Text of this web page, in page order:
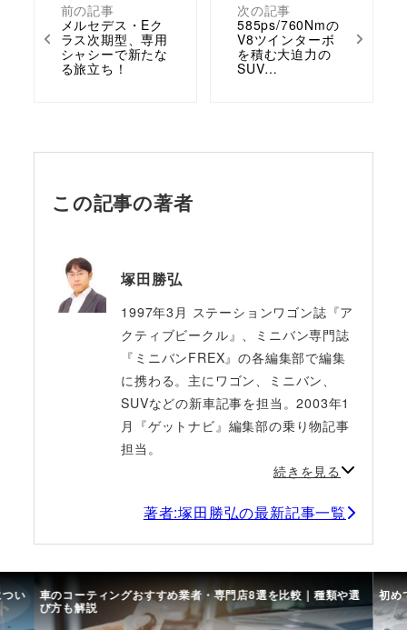
前の記事
メルセデス・Eク
ラス次期型、専用
シャシーで新たな
る旅立ち！
次の記事
585ps/760Nmの
V8ツインターボ
を積む大迫力の
SUV…
この記事の著者
塚田勝弘
1997年3月 ステーションワゴン誌『ア
クティブビークル』、ミニバン専門誌
『ミニバンFREX』の各編集部で編集
に携わる。主にワゴン、ミニバン、
SUVなどの新車記事を担当。2003年1
月『ゲットナビ』編集部の乗り物記事
担当。
続きを見る
著者:塚田勝弘の最新記事一覧
い 車のコーティングおすすめ業者・専門店8選を比較｜種類や選
び方も解説
初め